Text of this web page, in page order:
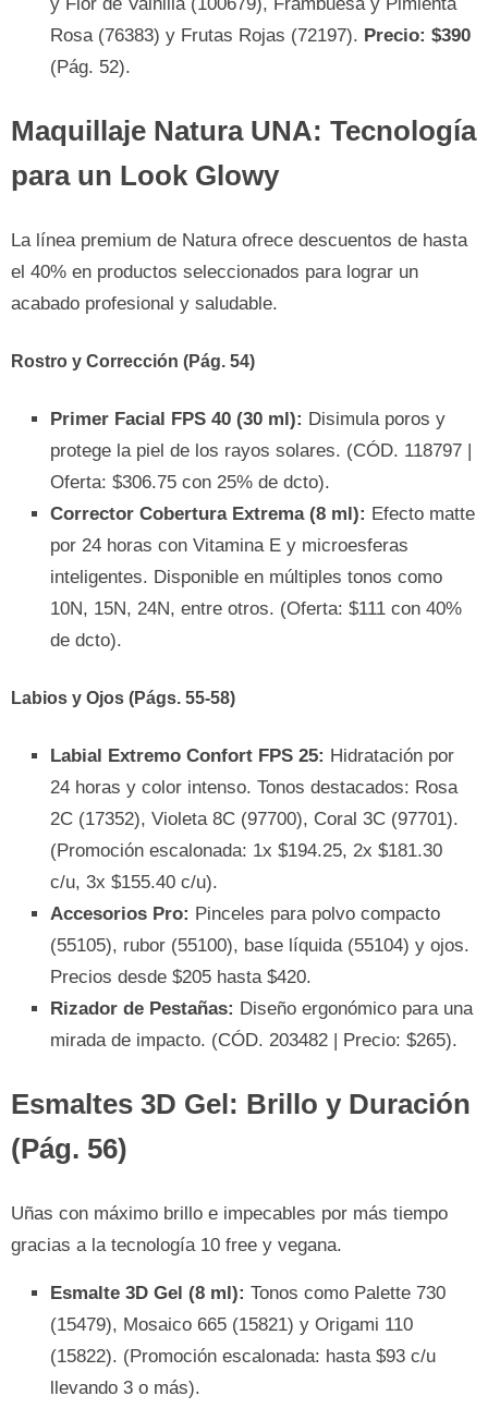
Rosa (76383) y Frutas Rojas (72197). Precio: $390
(Pág. 52).
Maquillaje Natura UNA: Tecnología
para un Look Glowy
La línea premium de Natura ofrece descuentos de hasta
el 40% en productos seleccionados para lograr un
acabado profesional y saludable.
Rostro y Corrección (Pág. 54)
Primer Facial FPS 40 (30 ml): Disimula poros y
protege la piel de los rayos solares. (CÓD. 118797 |
Oferta: $306.75 con 25% de dcto).
Corrector Cobertura Extrema (8 ml): Efecto matte
por 24 horas con Vitamina E y microesferas
inteligentes. Disponible en múltiples tonos como
10N, 15N, 24N, entre otros. (Oferta: $111 con 40%
de dcto).
Labios y Ojos (Págs. 55-58)
Labial Extremo Confort FPS 25: Hidratación por
24 horas y color intenso. Tonos destacados: Rosa
2C (17352), Violeta 8C (97700), Coral 3C (97701).
(Promoción escalonada: 1x $194.25, 2x $181.30
c/u, 3x $155.40 c/u).
Accesorios Pro: Pinceles para polvo compacto
(55105), rubor (55100), base líquida (55104) y ojos.
Precios desde $205 hasta $420.
Rizador de Pestañas: Diseño ergonómico para una
mirada de impacto. (CÓD. 203482 | Precio: $265).
Esmaltes 3D Gel: Brillo y Duración
(Pág. 56)
Uñas con máximo brillo e impecables por más tiempo
gracias a la tecnología 10 free y vegana.
Esmalte 3D Gel (8 ml): Tonos como Palette 730
(15479), Mosaico 665 (15821) y Origami 110
(15822). (Promoción escalonada: hasta $93 c/u
llevando 3 o más).